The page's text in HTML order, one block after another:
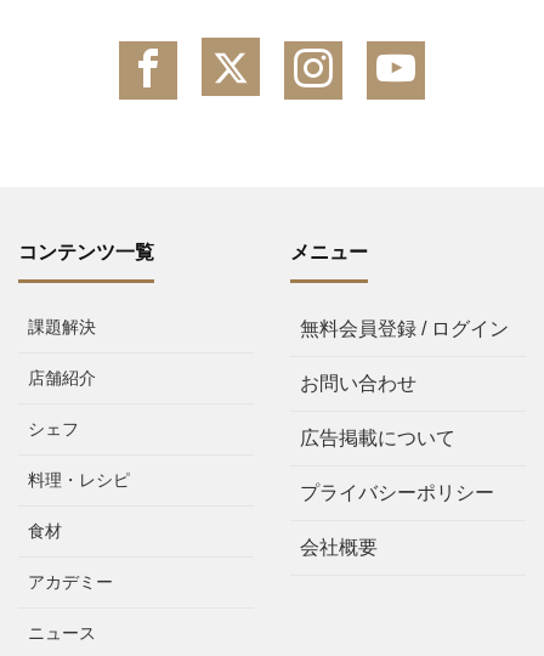
コンテンツ一覧
課題解決
店舗紹介
シェフ
料理・レシピ
食材
アカデミー
ニュース
メニュー
無料会員登録 / ログイン
お問い合わせ
広告掲載について
プライバシーポリシー
会社概要